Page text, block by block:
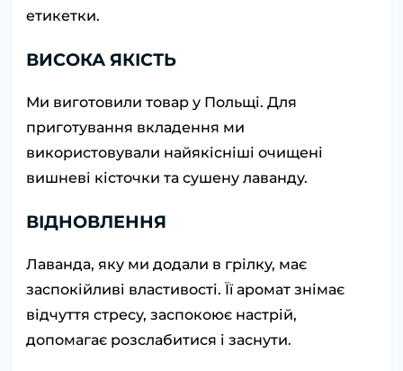
етикетки.
ВИСОКА ЯКІСТЬ
Ми виготовили товар у Польщі. Для
приготування вкладення ми
використовували найякісніші очищені
вишневі кісточки та сушену лаванду.
ВІДНОВЛЕННЯ
Лаванда, яку ми додали в грілку, має
заспокійливі властивості. Її аромат знімає
відчуття стресу, заспокоює настрій,
допомагає розслабитися і заснути.